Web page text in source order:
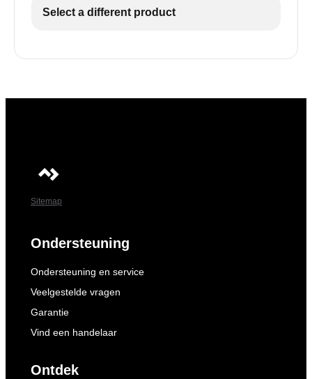
Select a different product
Sitemap
Ondersteuning
Ondersteuning en service
Veelgestelde vragen
Garantie
Vind een handelaar
Ontdek